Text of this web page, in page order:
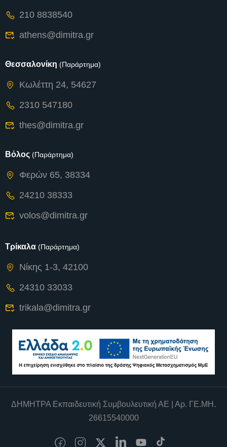
210 8838540
athens@dimitra.gr
Θεσσαλονίκη (Παράρτημα)
Κωλέττη 24, 54627
2310 547180
thes@dimitra.gr
Βόλος (Παράρτημα)
Φερών 65, 38334
24210 38333
volos@dimitra.gr
Τρίκαλα (Παράρτημα)
Νίκης 1-3, 42100
24310 33033
trikala@dimitra.gr
ΔΗΜΗΤΡΑ Εκπαιδευτική Συμβουλευτική ΑΕ | Αρ. ΓΕ.ΜΗ.
26615540000